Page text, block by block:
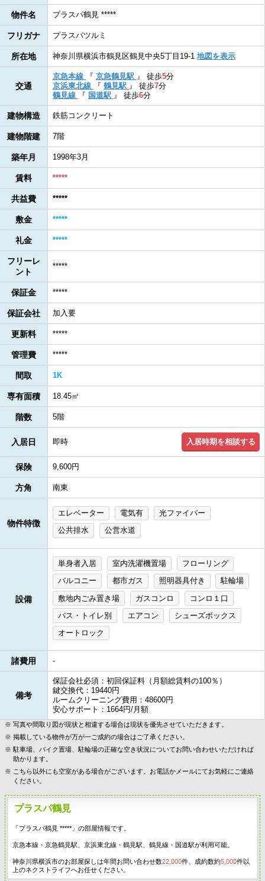
物件名 プラスパ鶴見 *****
フリガナ プラスパツルミ
所在地 神奈川県横浜市鶴見区鶴見中央5丁目19-1 地図を表示
交通
京急本線 『 京急鶴見駅 』 徒歩5分
京浜東北線
『 鶴見駅 』 徒歩7分
鶴見線
『 国道駅 』 徒歩6分
建物構造 鉄筋コンクリート
建物階建 7階
築年月 1998年3月
賃料 *****
共益費 *****
敷金 *****
礼金 *****
フリーレ
ント
*****
保証金 *****
保証会社 加入要
更新料 *****
管理費 *****
間取 1K
専有面積 18.45㎡
階数 5階
入居日 即時 入居時期を相談する
保険 9,600円
方角 南東
物件特徴
エレベーター 電気有
光ファイバー
公共排水
公営水道
設備
単身者入居 室内洗濯機置場
フローリング
バルコニー
都市ガス 照明器具付き
駐輪場
敷地内ごみ置き場
ガスコンロ
コンロ１口
バス・トイレ別
エアコン
シューズボックス
オートロック
諸費用 -
備考
保証会社必須：初回保証料（月額総賃料の100％）
鍵交換代：19440円
ルームクリーニング費用：48600円
安心サポート：1664円/月額
写真や間取り図が現状と相違する場合は現状を優先させていただきます。
掲載している物件が万が一ご成約の場合はご了承ください。
駐車場、バイク置場、駐輪場の正確な空き状況についてお問い合わせいただければ
助かります。
こちら以外にも空室がある場合がございます。お電話かメールにてお気軽にご連絡
ください。
プラスパ鶴見
「プラスパ鶴見 *****」の部屋情報です。
京急本線・京急鶴見駅、京浜東北線・鶴見駅、鶴見線・国道駅が利用可能。
神奈川県横浜市のお部屋探しは年間お問い合わせ数22,000件、成約数約5,000件以
上のネクストライフへお任せください。